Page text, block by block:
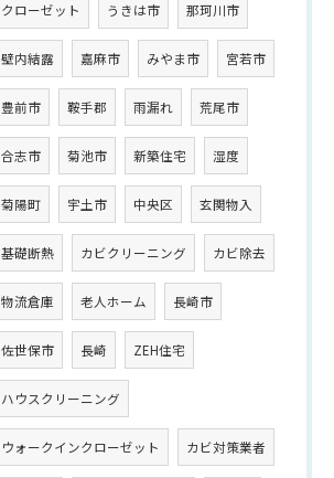
クローゼット うきは市 那珂川市
壁内結露 嘉麻市 みやま市 宮若市
豊前市 鞍手郡 雨漏れ 荒尾市
合志市 菊池市 新築住宅 湿度
菊陽町 宇土市 中央区 玄関物入
基礎断熱 カビクリーニング カビ除去
物流倉庫 老人ホーム 長崎市
佐世保市 長崎 ZEH住宅
ハウスクリーニング
ウォークインクローゼット カビ対策業者